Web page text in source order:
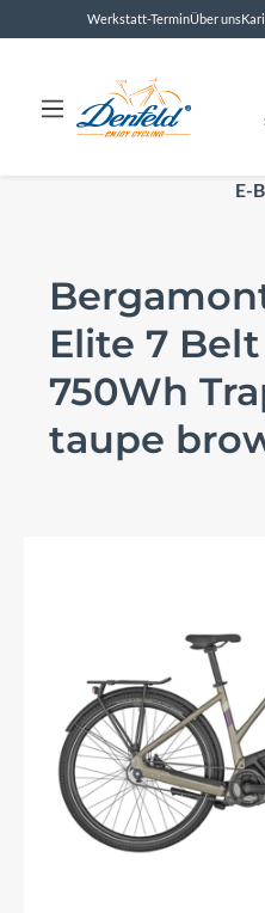
springenWerkstatt-TerminÜber uns
E-
Elite 7
750Wh
taupe